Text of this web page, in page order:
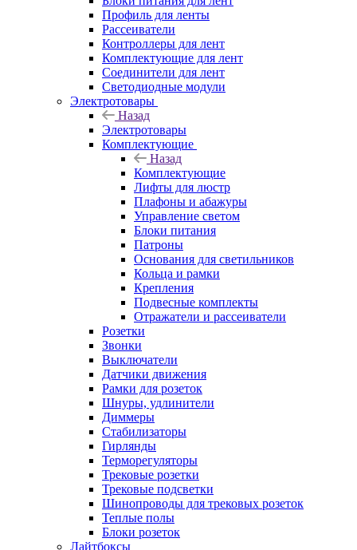
Профиль для ленты
Рассеиватели
Контроллеры для лент
Комплектующие для лент
Соединители для лент
Светодиодные модули
Электротовары
Назад
Электротовары
Комплектующие
Назад
Комплектующие
Лифты для люстр
Плафоны и абажуры
Управление светом
Блоки питания
Патроны
Основания для светильников
Кольца и рамки
Крепления
Подвесные комплекты
Отражатели и рассеиватели
Розетки
Звонки
Выключатели
Датчики движения
Рамки для розеток
Шнуры, удлинители
Диммеры
Стабилизаторы
Гирлянды
Терморегуляторы
Трековые розетки
Трековые подсветки
Шинопроводы для трековых розеток
Теплые полы
Блоки розеток
Лайтбоксы